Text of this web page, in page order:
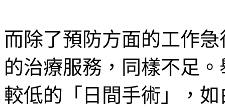
而除了預防方面的工作
的治療服務，同樣不足
較低的「日間手術」，